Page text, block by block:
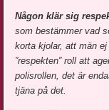
Någon klär sig
som bestämmer vad
korta kjolar, att män
”respekten” roll att
polisrollen, det är
tjäna på det.